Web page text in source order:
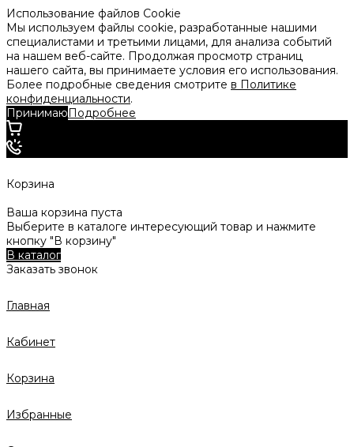
Использование файлов Cookie
Мы используем файлы cookie, разработанные нашими
специалистами и третьими лицами, для анализа событий
на нашем веб-сайте. Продолжая просмотр страниц
нашего сайта, вы принимаете условия его использования.
Более подробные сведения смотрите в Политике
конфиденциальности.
ПринимаюПодробнее
Корзина
Ваша корзина пуста
Выберите в каталоге интересующий товар и нажмите
кнопку "В корзину"
В каталог
Заказать звонок
Главная
Кабинет
Корзина
Избранные